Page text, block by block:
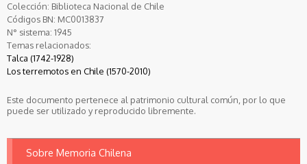
Colección: Biblioteca Nacional de Chile
Códigos BN: MC0013837
N° sistema: 1945
Temas relacionados:
Talca (1742-1928)
Los terremotos en Chile (1570-2010)
Este documento pertenece al patrimonio cultural común, por lo que
puede ser utilizado y reproducido libremente.
Sobre Memoria Chilena